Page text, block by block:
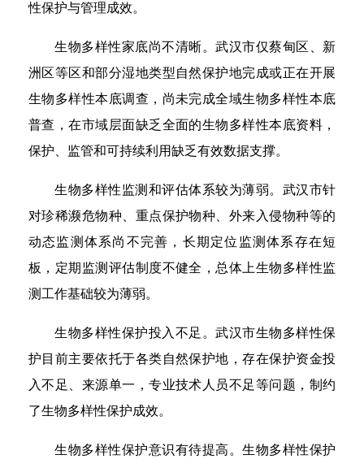
性保护与管理成效。
生物多样性家底尚不清晰。武汉市仅蔡甸区、新
洲区等区和部分湿地类型自然保护地完成或正在开展
生物多样性本底调查，尚未完成全域生物多样性本底
普查，在市域层面缺乏全面的生物多样性本底资料，
保护、监管和可持续利用缺乏有效数据支撑。
生物多样性监测和评估体系较为薄弱。武汉市针
对珍稀濒危物种、重点保护物种、外来入侵物种等的
动态监测体系尚不完善，长期定位监测体系存在短
板，定期监测评估制度不健全，总体上生物多样性监
测工作基础较为薄弱。
生物多样性保护投入不足。武汉市生物多样性保
护目前主要依托于各类自然保护地，存在保护资金投
入不足、来源单一，专业技术人员不足等问题，制约
了生物多样性保护成效。
生物多样性保护意识有待提高。生物多样性保护